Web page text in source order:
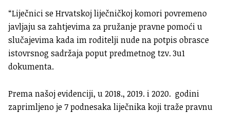
“Liječnici se Hrvatskoj liječničkoj komori povremeno
javljaju sa zahtjevima za pružanje pravne pomoći u
slučajevima kada im roditelji nude na potpis obrasce
istovrsnog sadržaja poput predmetnog tzv. 3u1
dokumenta.
Prema našoj evidenciji, u 2018., 2019. i 2020. godini
zaprimljeno je 7 podnesaka liječnika koji traže pravnu